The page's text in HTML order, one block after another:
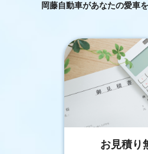
岡藤自動車があなたの愛車
お見積り